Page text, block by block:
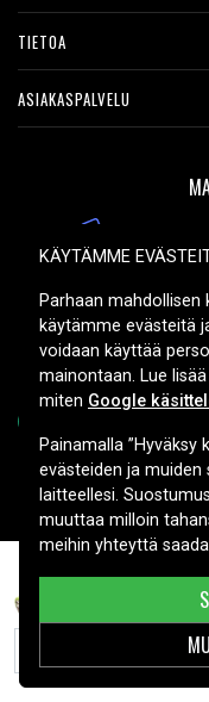
Wella Chromini,
TIETOA
ASIAKASPALVELU
Copyright
KÄYTÄMME
Parhaan
käytämme evästeitä
voidaan käyttää
mainontaan. Lue lisää
miten Google
Painamalla ”Hyväksy
evästeiden ja
laitteellesi.
muuttaa milloin
meihin yhteyttä